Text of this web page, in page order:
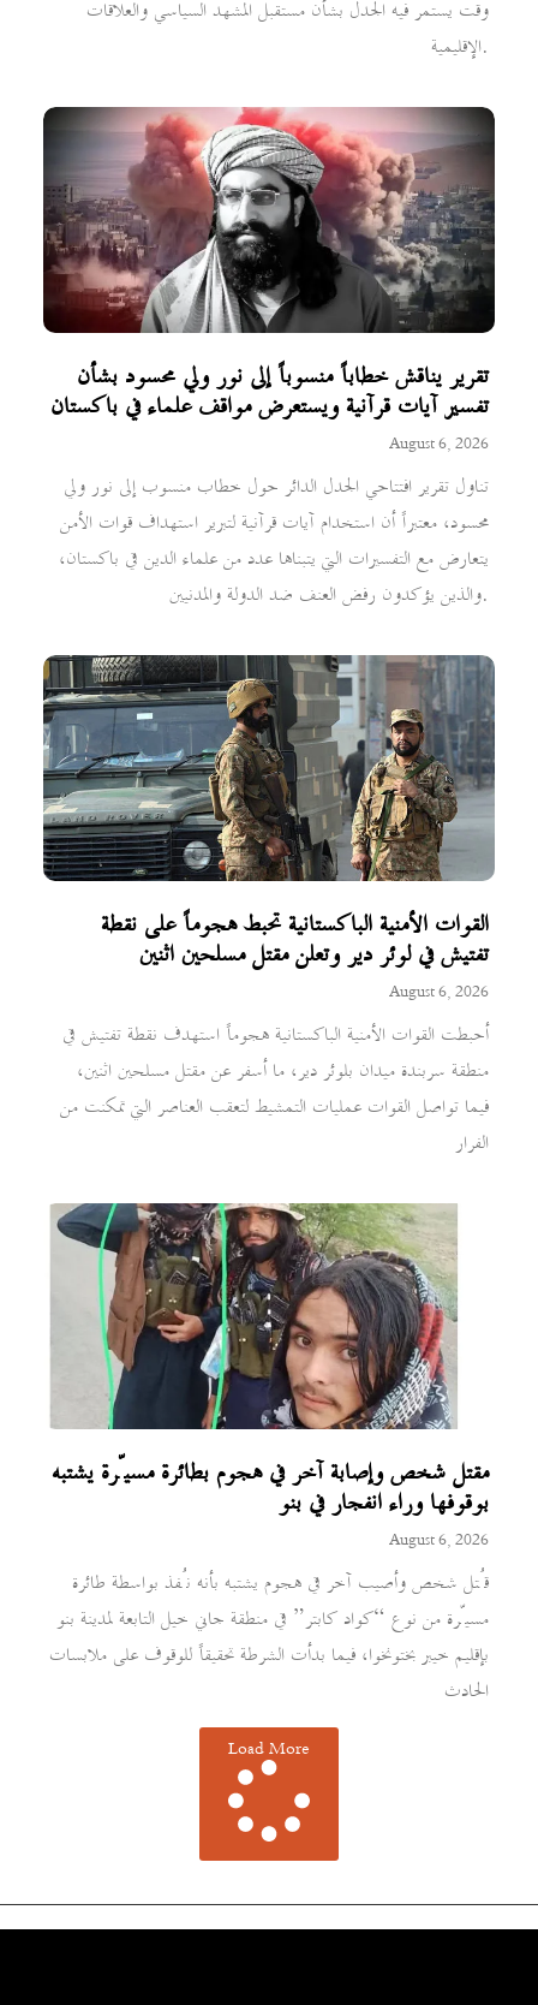
وقت يستمر فيه الجدل بشأن مستقبل المشهد السياسي والعلاقات
الإقليمية.
تقرير يناقش خطاباً منسوباً إلى نور ولي محسود بشأن
تفسير آيات قرآنية ويستعرض مواقف علماء في باكستان
August 6, 2026
تناول تقرير افتتاحي الجدل الدائر حول خطاب منسوب إلى نور ولي
محسود، معتبراً أن استخدام آيات قرآنية لتبرير استهداف قوات الأمن
يتعارض مع التفسيرات التي يتبناها عدد من علماء الدين في باكستان،
والذين يؤكدون رفض العنف ضد الدولة والمدنيين.
القوات الأمنية الباكستانية تحبط هجوماً على نقطة
تفتيش في لوئر دير وتعلن مقتل مسلحين اثنين
August 6, 2026
أحبطت القوات الأمنية الباكستانية هجوماً استهدف نقطة تفتيش في
منطقة سربندة ميدان بلوئر دير، ما أسفر عن مقتل مسلحين اثنين،
فيما تواصل القوات عمليات التمشيط لتعقب العناصر التي تمكنت من
الفرار
مقتل شخص وإصابة آخر في هجوم بطائرة مسيّرة يشتبه
بوقوفها وراء انفجار في بنو
August 6, 2026
قُتل شخص وأصيب آخر في هجوم يشتبه بأنه نُفذ بواسطة طائرة
مسيّرة من نوع “كواد كابتر” في منطقة جاني خيل التابعة لمدينة بنو
بإقليم خيبر بختونخوا، فيما بدأت الشرطة تحقيقاً للوقوف على ملابسات
الحادث
Load More